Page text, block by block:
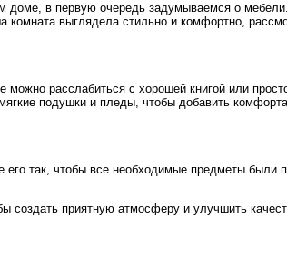
доме, в первую очередь задумываемся о
комната выглядела стильно и комфортно,
можно расслабиться с хорошей книгой или
подушки и пледы, чтобы добавить
так, чтобы все необходимые предметы были
создать приятную атмосферу и улучшить